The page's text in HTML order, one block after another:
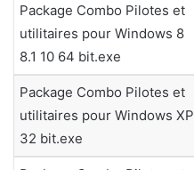
Package Combo Pilotes et
utilitaires pour Windows 8
8.1 10 64 bit.exe
Package Combo Pilotes et
utilitaires pour Windows XP
32 bit.exe